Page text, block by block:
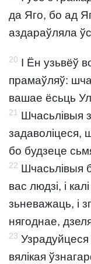
да Яго, бо ад
аздараўляла
20 І Ён узьвёў
прамаўляў:
вашае ёсьць
21 Шчасьлівыя
задаволіцеся,
бо будзеце
22 Шчасьлівыя
вас людзі, і
зьневажаць, і
нягоднае,
23 Узрадуйцеся
вялікая